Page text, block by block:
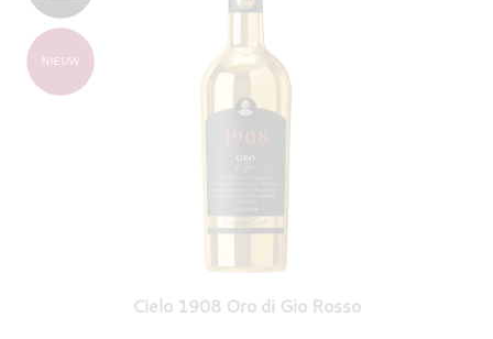
Cielo 1908 Oro di Gio Rosso
NIEUW